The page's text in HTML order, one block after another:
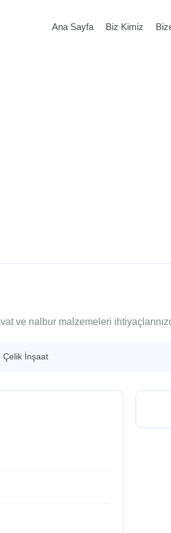
Ana Sayfa Biz Kimiz
ve nalbur malzemeleri
Çelik İnşaat